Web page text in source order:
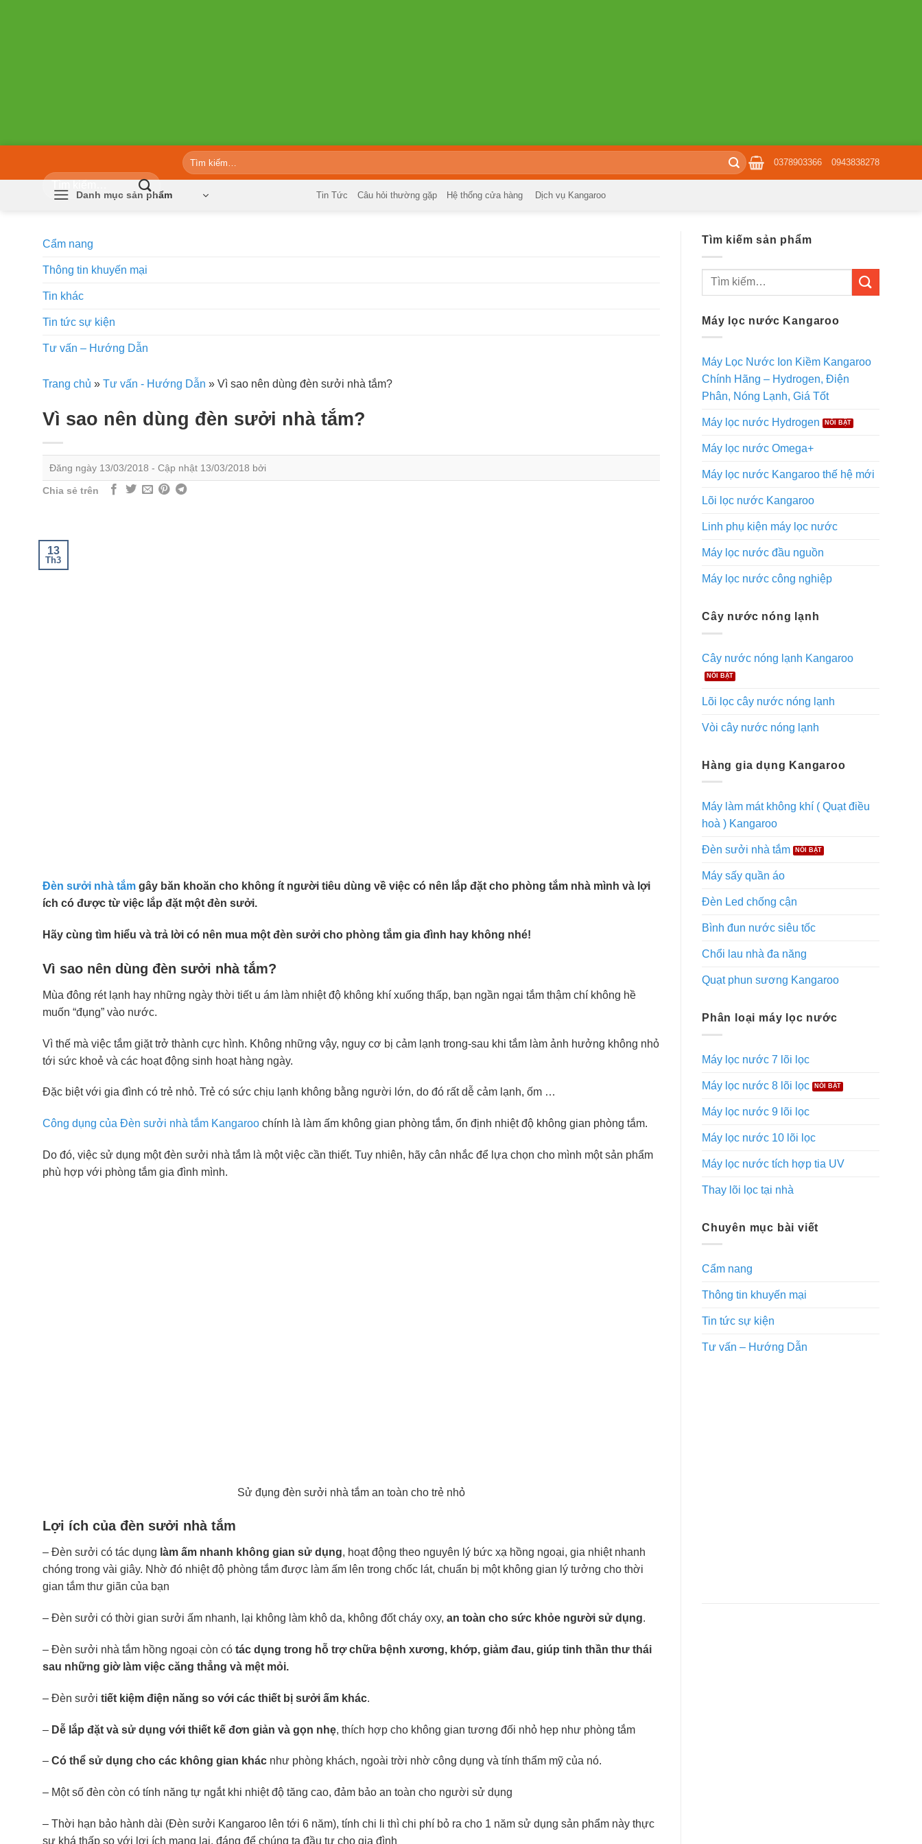
Tìm
Tìm
kiếm:
0378903366 0943838278
Danh mục sản phẩm Tin Tức Câu hỏi thường gặp Hệ thống cửa hàng Dịch vụ Kangaroo
Cẩm nang
Thông tin khuyến mại
Tin khác
Tin tức sự kiện
Tư vấn – Hướng Dẫn
Trang chủ » Tư vấn - Hướng Dẫn » Vì sao nên dùng đèn sưởi nhà tắm?
Vì sao nên dùng đèn sưởi nhà tắm?
Đăng ngày 13/03/2018 - Cập nhật 13/03/2018 bởi
Chia sẻ trên
13
Th3
Đèn sưởi nhà tắm gây băn khoăn cho không ít người tiêu dùng về việc có nên lắp đặt cho phòng tắm nhà mình và lợi
ích có được từ việc lắp đặt một đèn sưởi.
Hãy cùng tìm hiểu và trả lời có nên mua một đèn sưởi cho phòng tắm gia đình hay không nhé!
Vì sao nên dùng đèn sưởi nhà tắm?
Mùa đông rét lạnh hay những ngày thời tiết u ám làm nhiệt độ không khí xuống thấp, bạn ngần ngại tắm thậm chí không hề
muốn “đụng” vào nước.
Vì thế mà việc tắm giặt trở thành cực hình. Không những vậy, nguy cơ bị cảm lạnh trong-sau khi tắm làm ảnh hưởng không nhỏ
tới sức khoẻ và các hoạt động sinh hoạt hàng ngày.
Đặc biệt với gia đình có trẻ nhỏ. Trẻ có sức chịu lạnh không bằng người lớn, do đó rất dễ cảm lạnh, ốm …
Công dụng của Đèn sưởi nhà tắm Kangaroo chính là làm ấm không gian phòng tắm, ổn định nhiệt độ không gian phòng tắm.
Do đó, việc sử dụng một đèn sưởi nhà tắm là một việc cần thiết. Tuy nhiên, hãy cân nhắc để lựa chọn cho mình một sản phẩm
phù hợp với phòng tắm gia đình mình.
Sử đụng đèn sưởi nhà tắm an toàn cho trẻ nhỏ
Lợi ích của đèn sưởi nhà tắm
– Đèn sưởi có tác dụng làm ấm nhanh không gian sử dụng, hoạt động theo nguyên lý bức xạ hồng ngoại, gia nhiệt nhanh
chóng trong vài giây. Nhờ đó nhiệt độ phòng tắm được làm ấm lên trong chốc lát, chuẩn bị một không gian lý tưởng cho thời
gian tắm thư giãn của bạn
– Đèn sưởi có thời gian sưởi ấm nhanh, lại không làm khô da, không đốt cháy oxy, an toàn cho sức khỏe người sử dụng.
– Đèn sưởi nhà tắm hồng ngoại còn có tác dụng trong hỗ trợ chữa bệnh xương, khớp, giảm đau, giúp tinh thần thư thái
sau những giờ làm việc căng thẳng và mệt mỏi.
– Đèn sưởi tiết kiệm điện năng so với các thiết bị sưởi ấm khác.
– Dễ lắp đặt và sử dụng với thiết kế đơn giản và gọn nhẹ, thích hợp cho không gian tương đối nhỏ hẹp như phòng tắm
– Có thể sử dụng cho các không gian khác như phòng khách, ngoài trời nhờ công dụng và tính thẩm mỹ của nó.
– Một số đèn còn có tính năng tự ngắt khi nhiệt độ tăng cao, đảm bảo an toàn cho người sử dụng
– Thời hạn bảo hành dài (Đèn sưởi Kangaroo lên tới 6 năm), tính chi li thì chi phí bỏ ra cho 1 năm sử dụng sản phẩm này thực
sự khá thấp so với lợi ích mang lại, đáng để chúng ta đầu tư cho gia đình
Tìm kiếm sản phẩm
Tìm
Máy lọc nước Kangaroo
Máy Lọc Nước Ion Kiềm Kangaroo
Chính Hãng – Hydrogen, Điện
Phân, Nóng Lạnh, Giá Tốt
Máy lọc nước Hydrogen
Máy lọc nước Omega+
Máy lọc nước Kangaroo thế hệ mới
Lõi lọc nước Kangaroo
Linh phụ kiện máy lọc nước
Máy lọc nước đầu nguồn
Máy lọc nước công nghiệp
Cây nước nóng lạnh
Cây nước nóng lạnh Kangaroo
Lõi lọc cây nước nóng lạnh
Vòi cây nước nóng lạnh
Hàng gia dụng Kangaroo
Máy làm mát không khí ( Quạt điều
hoà ) Kangaroo
Đèn sưởi nhà tắm
Máy sấy quần áo
Đèn Led chống cận
Bình đun nước siêu tốc
Chổi lau nhà đa năng
Quạt phun sương Kangaroo
Phân loại máy lọc nước
Máy lọc nước 7 lõi lọc
Máy lọc nước 8 lõi lọc
Máy lọc nước 9 lõi lọc
Máy lọc nước 10 lõi lọc
Máy lọc nước tích hợp tia UV
Thay lõi lọc tại nhà
Chuyên mục bài viết
Cẩm nang
Thông tin khuyến mại
Tin tức sự kiện
Tư vấn – Hướng Dẫn